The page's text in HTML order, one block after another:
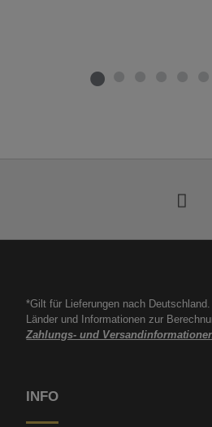
*Gilt für Lieferungen nach
Länder und Informationen zur
Zahlungs- und
INFO